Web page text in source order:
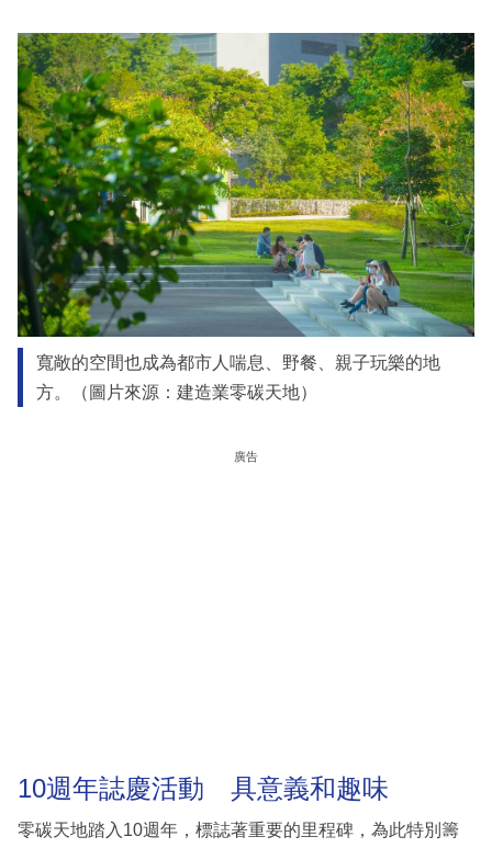
寬敞的空間也成為都市人喘息、野餐、親子玩樂的地
方。（圖片來源：建造業零碳天地）
廣告
10週年誌慶活動 具意義和趣味
零碳天地踏入10週年，標誌著重要的里程碑，為此特別籌